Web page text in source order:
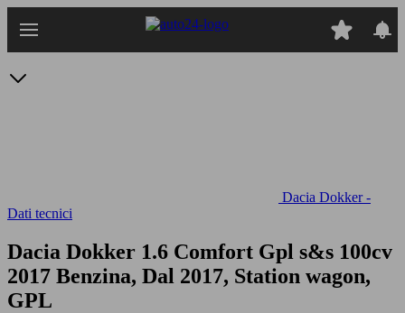
Dacia Dokker -
Dati tecnici
Dacia Dokker 1.6 Comfort Gpl s&s 100cv
2017 Benzina, Dal 2017, Station wagon,
GPL